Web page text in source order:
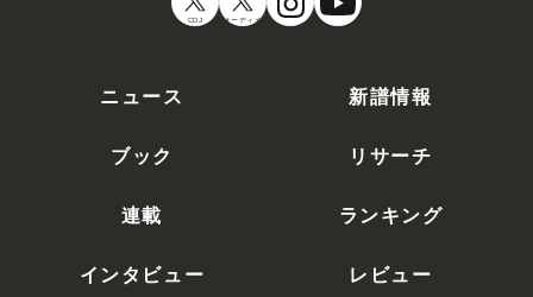
CDJ オーディオ
ニュース 新譜情報
ブック リサーチ
連載 ランキング
インタビュー レビュー